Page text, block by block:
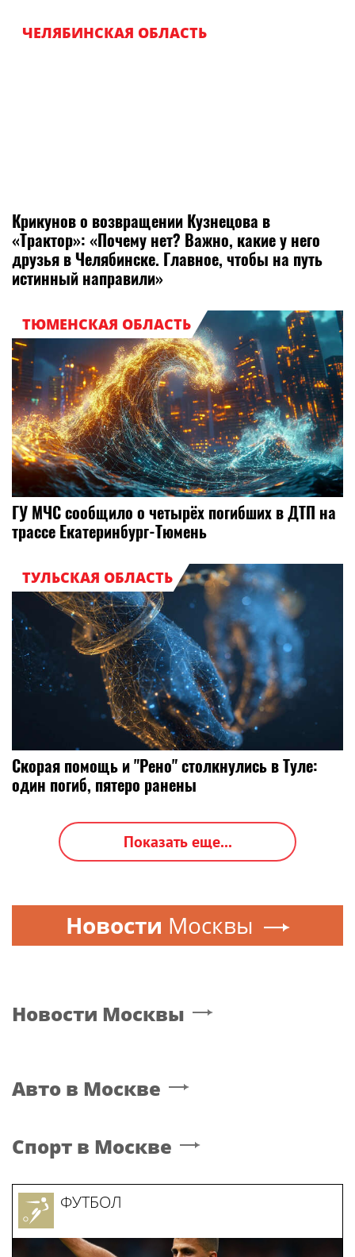
ЧЕЛЯБИНСКАЯ ОБЛАСТЬ
Крикунов о возвращении Кузнецова в
«Трактор»: «Почему нет? Важно, какие у него
друзья в Челябинске. Главное, чтобы на путь
истинный направили»
ТЮМЕНСКАЯ ОБЛАСТЬ
ГУ МЧС сообщило о четырёх погибших в ДТП на
трассе Екатеринбург-Тюмень
ТУЛЬСКАЯ ОБЛАСТЬ
Скорая помощь и "Рено" столкнулись в Туле:
один погиб, пятеро ранены
Показать еще...
Новости Москвы
Новости Москвы
Авто в Москве
Спорт в Москве
ФУТБОЛ